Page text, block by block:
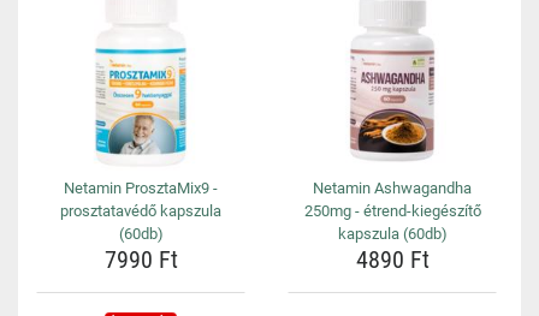
Netamin ProsztaMix9 -
prosztatavédő kapszula
(60db)
7990 Ft
Netamin Ashwagandha
250mg - étrend-kiegészítő
kapszula (60db)
4890 Ft